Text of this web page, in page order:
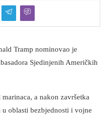
Tramp nominovao je
Sjedinjenih Američkih
a nakon završetka
oblasti bezbjednosti i vojne